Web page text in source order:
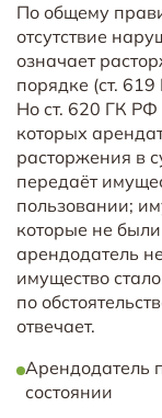
По общему
отсутствие
означает
порядке (ст.
Но ст. 620 ГК РФ
которых
расторжения в
передаёт
пользовании;
которые не
арендодатель
имущество
по
отвечает.
Арендодатель
состоянии